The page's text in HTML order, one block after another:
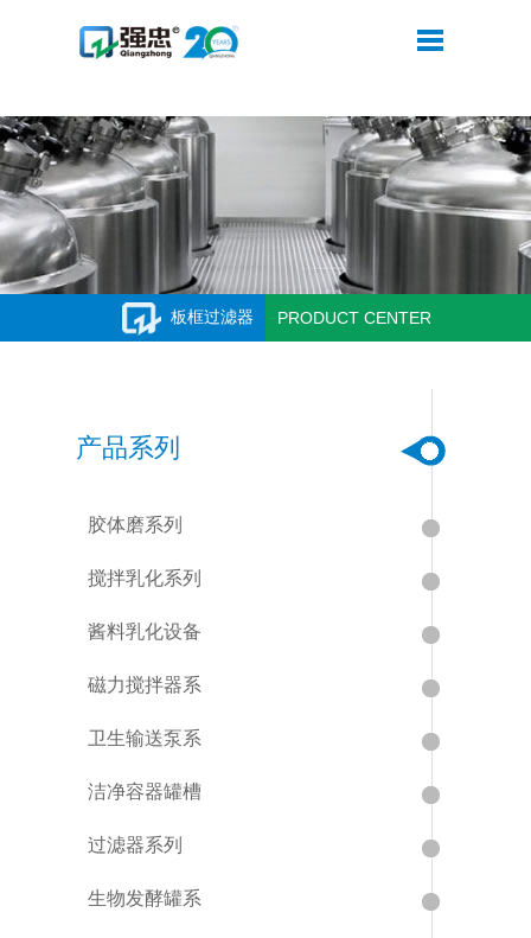
MK体育在线注册-MK体育（中国）
板框过滤器 PRODUCT CENTER
产品系列
胶体磨系列
搅拌乳化系列
酱料乳化设备
磁力搅拌器系
卫生输送泵系
洁净容器罐槽
过滤器系列
生物发酵罐系